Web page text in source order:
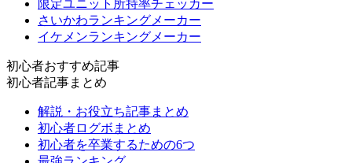
限定ユニット所持率チェッカー
さいかわランキングメーカー
イケメンランキングメーカー
初心者おすすめ記事
初心者記事まとめ
解説・お役立ち記事まとめ
初心者ログボまとめ
初心者を卒業するための6つ